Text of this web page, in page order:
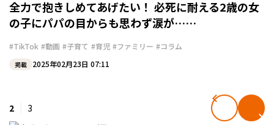
全力で抱きしめてあげたい！ 必死に耐える2歳の女
の子にパパの目からも思わず涙が……
#TikTok #動画 #子育て #育児 #ファミリー #コラム
掲載 2025年02月23日 07:11
2 3